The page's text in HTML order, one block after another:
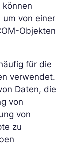
können
um von einer
Objekten
für die
verwendet.
Daten, die
von
von
zu